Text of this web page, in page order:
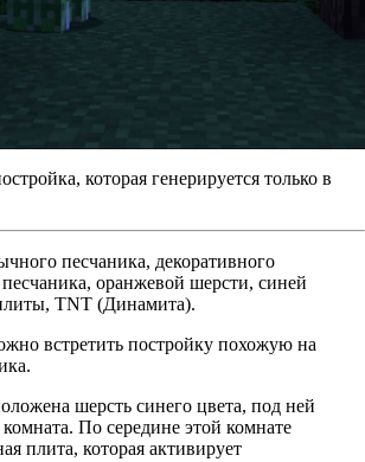
которая генерируется только в
песчаника, декоративного
песчаника, оранжевой шерсти, синей
TNT (Динамита).
встретить постройку похожую на
шерсть синего цвета, под ней
По середине этой комнате
плита, которая активирует